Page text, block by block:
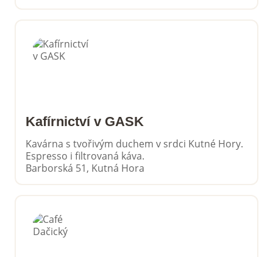
Kafírnictví v GASK
Kavárna s tvořivým duchem v srdci Kutné Hory.
Espresso i filtrovaná káva.
Barborská 51, Kutná Hora